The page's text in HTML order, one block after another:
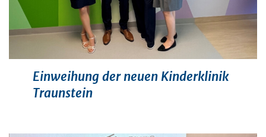
Einweihung der neuen Kinderklinik
Traunstein